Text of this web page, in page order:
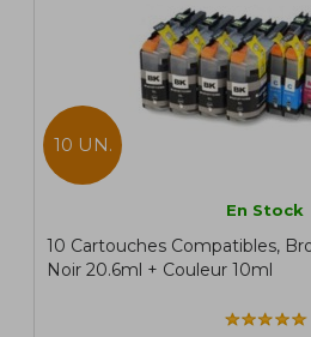
10 UN.
En Stock
10 Cartouches Compatibles,
Noir 20.6ml + Couleur 10ml